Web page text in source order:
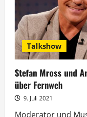
Talkshow
Stefan Mross und
über Fernweh
9. Juli 2021
Moderator und